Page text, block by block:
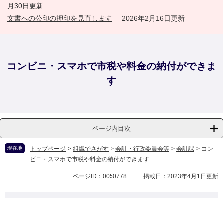
月30日更新
文書への公印の押印を見直します
2026年2月16日更新
コンビニ・スマホで市税や料金の納付ができま
す
ページ内目次
現在地 トップページ > 組織でさがす > 会計・行政委員会等 > 会計課 > コン
ビニ・スマホで市税や料金の納付ができます
ページID：0050778 掲載日：2023年4月1日更新